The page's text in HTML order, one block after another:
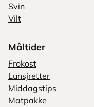
Svin
Vilt
Måltider
Frokost
Lunsjretter
Middagstips
Matpakke